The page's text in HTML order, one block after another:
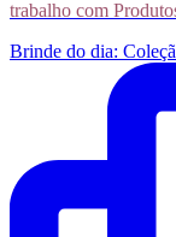
trabalho com
Brinde do dia: